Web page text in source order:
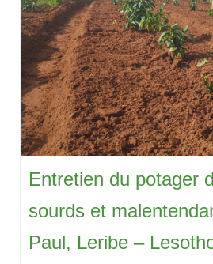
Entretien du potager
sourds et
Paul, Leribe –